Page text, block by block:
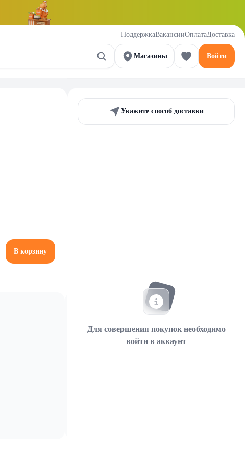
ПоддержкаВакансииОплатаДоставка
Магазины Войти
В корзину
Укажите способ доставки
Для совершения покупок необходимо
войти в аккаунт